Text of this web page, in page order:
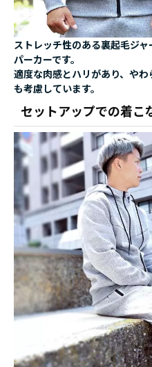
ストレッチ性のある裏起毛ジ
パーカーです。
適度な肉感とハリがあり、や
も考慮しています。
セットアップでの着こ